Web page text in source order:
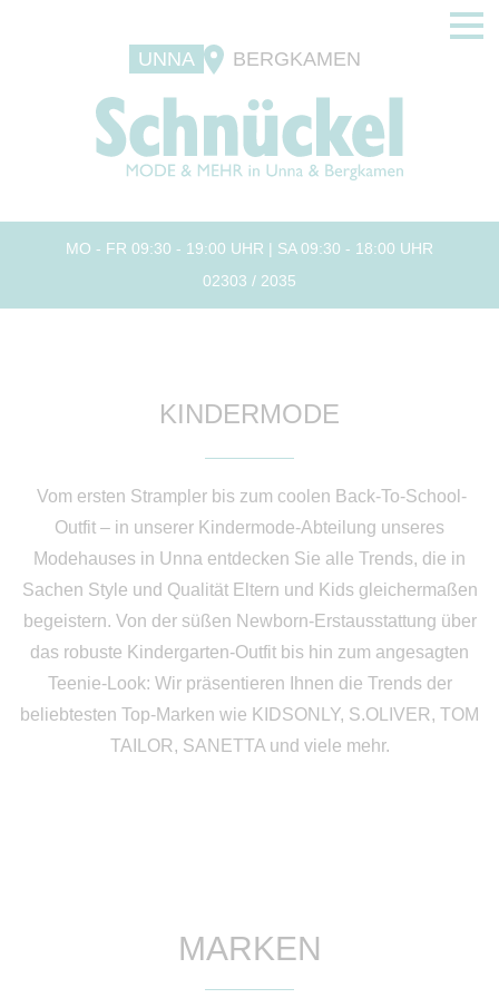
UNNA BERGKAMEN
MO - FR 09:30 - 19:00 UHR | SA 09:30 - 18:00 UHR
02303 / 2035
KINDERMODE
Vom ersten Strampler bis zum coolen Back-To-School-
Outfit – in unserer Kindermode-Abteilung unseres
Modehauses in Unna entdecken Sie alle Trends, die in
Sachen Style und Qualität Eltern und Kids gleichermaßen
begeistern. Von der süßen Newborn-Erstausstattung über
das robuste Kindergarten-Outfit bis hin zum angesagten
Teenie-Look: Wir präsentieren Ihnen die Trends der
beliebtesten Top-Marken wie KIDSONLY, S.OLIVER, TOM
TAILOR, SANETTA und viele mehr.
MARKEN